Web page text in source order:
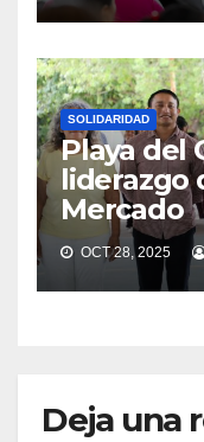
SOLIDARIDAD
Playa del
liderazgo
Mercado
OCT 28, 2025
Deja una